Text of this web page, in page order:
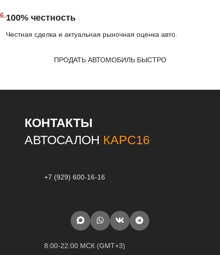
6.100% честность
Честная сделка и актуальная рыночная оценка авто.
ПРОДАТЬ АВТОМОБИЛЬ БЫСТРО
КОНТАКТЫ
АВТОСАЛОН КАРС16
+7 (929) 600-16-16
8:00-22:00 МСК (GMT+3)